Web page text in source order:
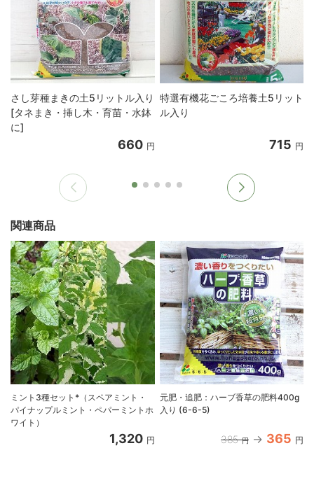
さし芽種まきの土5リットル入り
[タネまき・挿し木・育苗・水鉢
に]
660 円
特選有機花ごころ培養土5リット
ル入り
715 円
関連商品
ミント3種セット*（スペアミント・
パイナップルミント・ペパーミントホ
ワイト）
1,320 円
元肥・追肥：ハーブ香草の肥料400g
入り (6-6-5)
385 円 365 円